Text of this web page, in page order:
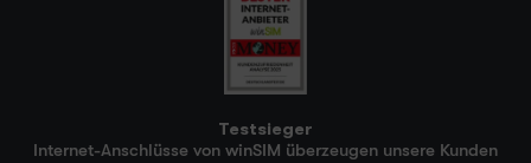
Testsieger
Internet-Anschlüsse von winSIM überzeugen unsere Kunden